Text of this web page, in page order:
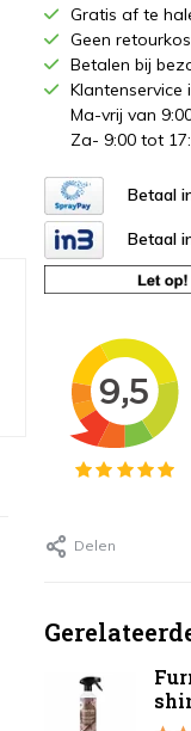
Gratis af te
Geen
Betalen bij
Klantenservice
Ma-vrij van
Za- 9:00 tot
Betaal
Betaal
Delen